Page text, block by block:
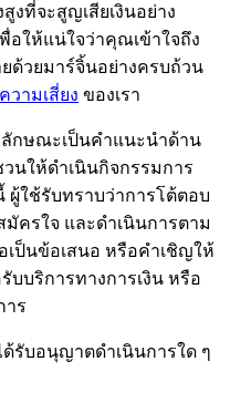
งที่จะสูญเสียเงินอย่าง
พื่อให้แน่ใจว่าคุณเข้าใจถึง
ด้วยมาร์จิ้นอย่างครบถ้วน
วามเสี่ยง ของเรา
กษณะเป็นคำแนะนำด้าน
นให้ดำเนินกิจกรรมการ
ผู้ใช้รับทราบว่าการโต้ตอบ
มัครใจ และดำเนินการตาม
เป็นข้อเสนอ หรือคำเชิญให้
บริการทางการเงิน หรือ
าร
รับอนุญาตดำเนินการใด ๆ